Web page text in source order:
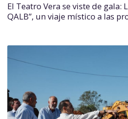
El Teatro Vera se viste de gala:
QALB”, un viaje místico a las